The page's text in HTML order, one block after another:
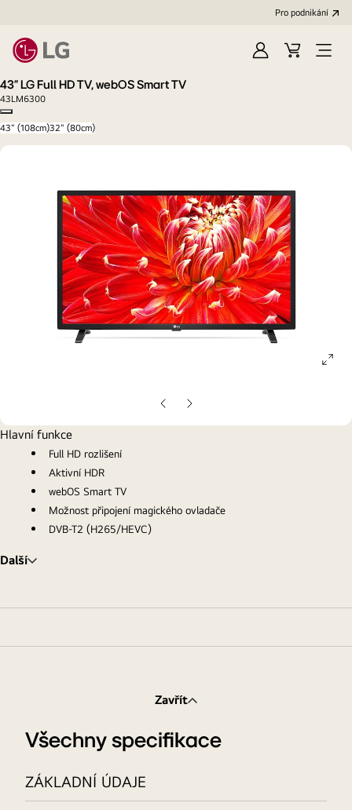
Pro podnikání
Přihlásit
Váš
Open
43" LG Full HD TV, webOS Smart TV
43LM6300
Copy model name
43" (108cm)32" (80cm)
Předchozí
snímek
Další
snímek
Hlavní funkce
Full HD rozlišení
Aktivní HDR
webOS Smart TV
Možnost připojení magického ovladače
DVB-T2 (H265/HEVC)
Další
Zavřít
Všechny specifikace
ZÁKLADNÍ ÚDAJE